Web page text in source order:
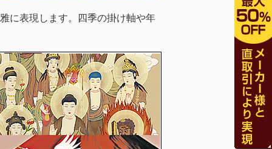
に表現します。四季の掛け軸や年